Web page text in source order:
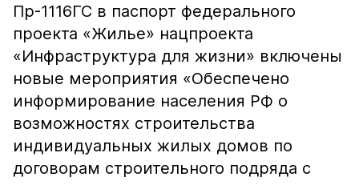
Пр-1116ГС в паспорт федерального
проекта «Жилье» нацпроекта
«Инфраструктура для жизни» включены
новые мероприятия «Обеспечено
информирование населения РФ о
возможностях строительства
индивидуальных жилых домов по
договорам строительного подряда с